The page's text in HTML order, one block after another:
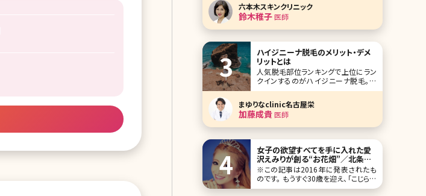
ススメですが、ムダ毛が濃い人の場合、
レーザーでも効果がでにくいことがあ
ります。このようなガンコなムダ毛に悩
六本木スキンクリニック
鈴木稚子医師
ハイジニーナ脱毛のメリット・デメ
リットとは
人気脱毛部位ランキングで上位にラン
クインするのがハイジニーナ脱毛。今
では「やっておくのが常識」という声も
多く、ハイジニーナ脱毛に興味を持つ
人が増えているといいます。 ここでは、
ハイジニーナ脱毛についてよく知らな
いという人のために、ハイジニーナ脱
まゆりなclinic名古屋栄
加藤成貴医師
女子の欲望すべてを手に入れた愛
沢えみりが創る“お花畑”／北条か
や
※この記事は2016年に発表されたも
のです。 もうすぐ30歳を迎え、「こじらせ
女子」という流行語を冠した書籍まで